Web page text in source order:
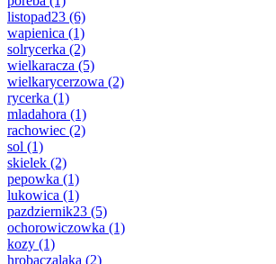
listopad23 (6)
wapienica (1)
solrycerka (2)
wielkaracza (5)
wielkarycerzowa (2)
rycerka (1)
mladahora (1)
rachowiec (2)
sol (1)
skielek (2)
pepowka (1)
lukowica (1)
pazdziernik23 (5)
ochorowiczowka (1)
kozy (1)
hrobaczalaka (2)